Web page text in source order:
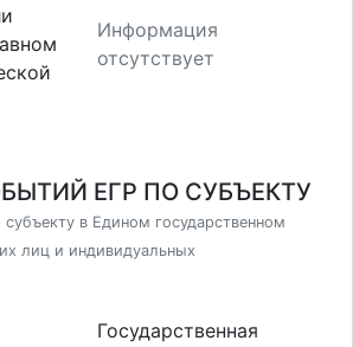
Информация
отсутствует
ЕГР ПО СУБЪЕКТУ
в Едином государственном
лиц и индивидуальных
Государственная